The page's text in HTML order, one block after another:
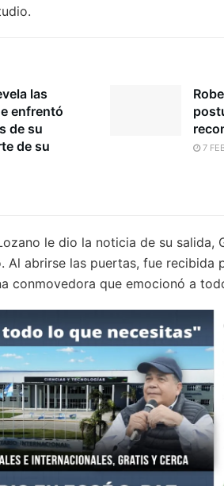
las
enfrentó
de su
de su
7
le dio la noticia de su salida,
abrirse las puertas, fue recibida
conmovedora que emocionó a